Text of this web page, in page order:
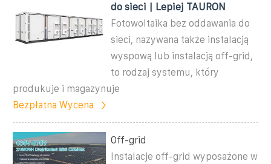
do sieci | Lepiej TAURON
Fotowoltaika bez oddawania do
sieci, nazywana także instalacją
wyspową lub instalacją off-grid,
to rodzaj systemu, który
produkuje i magazynuje
Bezpłatna Wycena
Off-grid
Instalacje off-grid wyposażone w